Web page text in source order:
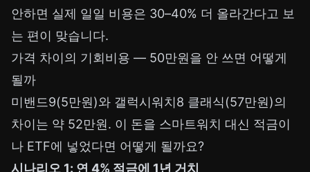
안하면 실제 일일 비용은 30–40% 더 올라간다고 보
는 편이 맞습니다.
가격 차이의 기회비용 — 50만원을 안 쓰면 어떻게
될까
미밴드9(5만원)와 갤럭시워치8 클래식(57만원)의
차이는 약 52만원. 이 돈을 스마트워치 대신 적금이
나 ETF에 넣었다면 어떻게 될까요?
시나리오 1: 연 4% 적금에 1년 거치